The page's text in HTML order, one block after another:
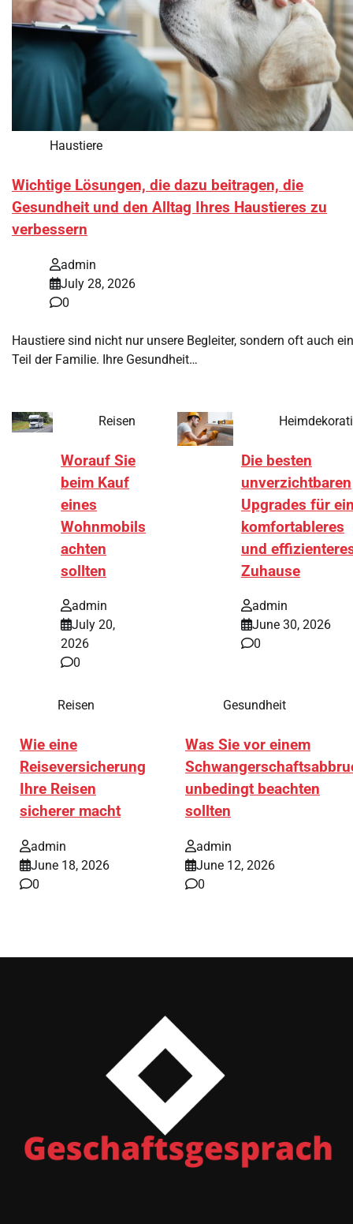
Haustiere
Wichtige Lösungen, die dazu beitragen, die
Gesundheit und den Alltag Ihres Haustieres zu
verbessern
admin
July 28, 2026
0
Haustiere sind nicht nur unsere Begleiter, sondern oft auch ein
Teil der Familie. Ihre Gesundheit…
Reisen
Worauf Sie
beim Kauf
eines
Wohnmobils
achten
sollten
admin
July 20,
2026
0
Die besten
unverzichtbaren
Upgrades für
komfortableres
und
Zuhause
admin
June 30, 2026
0
Reisen
Wie eine
Reiseversicherung
Ihre Reisen
sicherer macht
admin
June 18, 2026
0
Gesundheit
Was Sie vor einem
unbedingt beachten
sollten
admin
June 12, 2026
0